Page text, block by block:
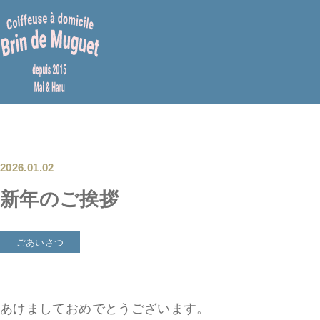
to
content
2026.01.02
新年のご挨拶
ごあいさつ
あけましておめでとうございます。